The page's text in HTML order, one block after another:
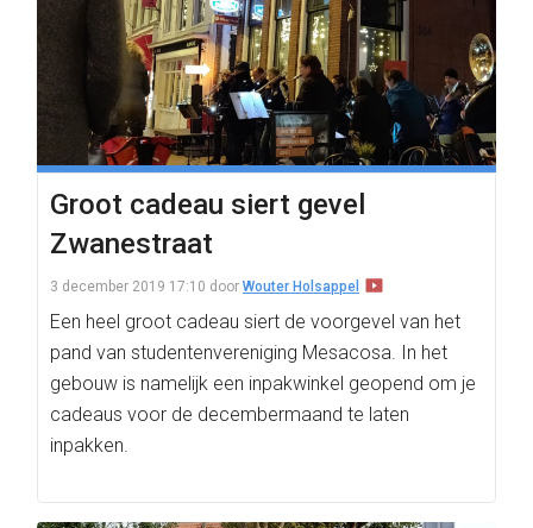
Groot cadeau siert gevel
Zwanestraat
3 december 2019 17:10 door Wouter Holsappel
Een heel groot cadeau siert de voorgevel van het
pand van studentenvereniging Mesacosa. In het
gebouw is namelijk een inpakwinkel geopend om je
cadeaus voor de decembermaand te laten
inpakken.